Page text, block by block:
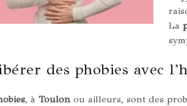
La
des phobies avec
, à Toulon ou ailleurs, sont des